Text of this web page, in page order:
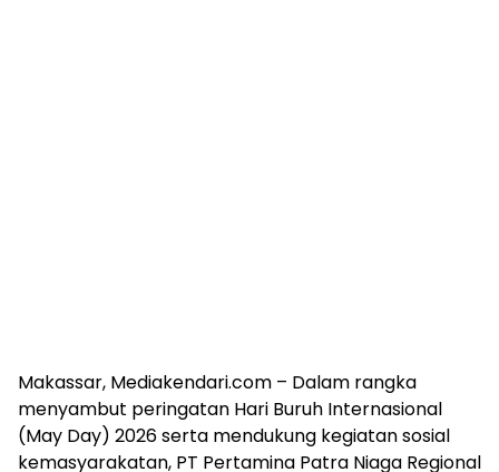
Makassar, Mediakendari.com – Dalam rangka
menyambut peringatan Hari Buruh Internasional
(May Day) 2026 serta mendukung kegiatan sosial
kemasyarakatan, PT Pertamina Patra Niaga Regional